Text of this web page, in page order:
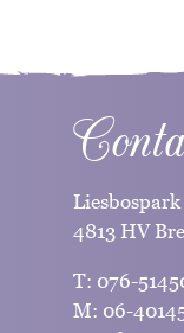
4813 HV
T: 076-
M: 06-